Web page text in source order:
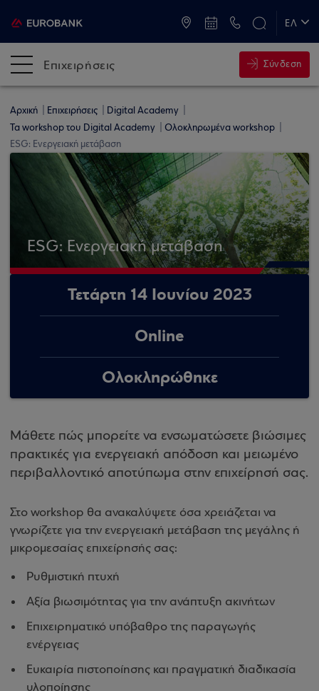
ΕΛ
Επιχειρήσεις Σύνδεση
Αρχική Επιχειρήσεις
Digital Academy
Τα workshop του Digital Academy
Ολοκληρωμένα workshop
ESG: Ενεργειακή μετάβαση
ESG: Ενεργειακή μετάβαση
Τετάρτη 14 Ιουνίου 2023
Online
Ολοκληρώθηκε
Μάθετε πώς μπορείτε να ενσωματώσετε βιώσιμες
πρακτικές για ενεργειακή απόδοση και μειωμένο
περιβαλλοντικό αποτύπωμα στην επιχείρησή σας.
Στο workshop θα ανακαλύψετε όσα χρειάζεται να
γνωρίζετε για την ενεργειακή μετάβαση της μεγάλης ή
μικρομεσαίας επιχείρησής σας:
Ρυθμιστική πτυχή
Αξία βιωσιμότητας για την ανάπτυξη ακινήτων
Επιχειρηματικό υπόβαθρο της παραγωγής
ενέργειας
Ευκαιρία πιστοποίησης και πραγματική διαδικασία
υλοποίησης